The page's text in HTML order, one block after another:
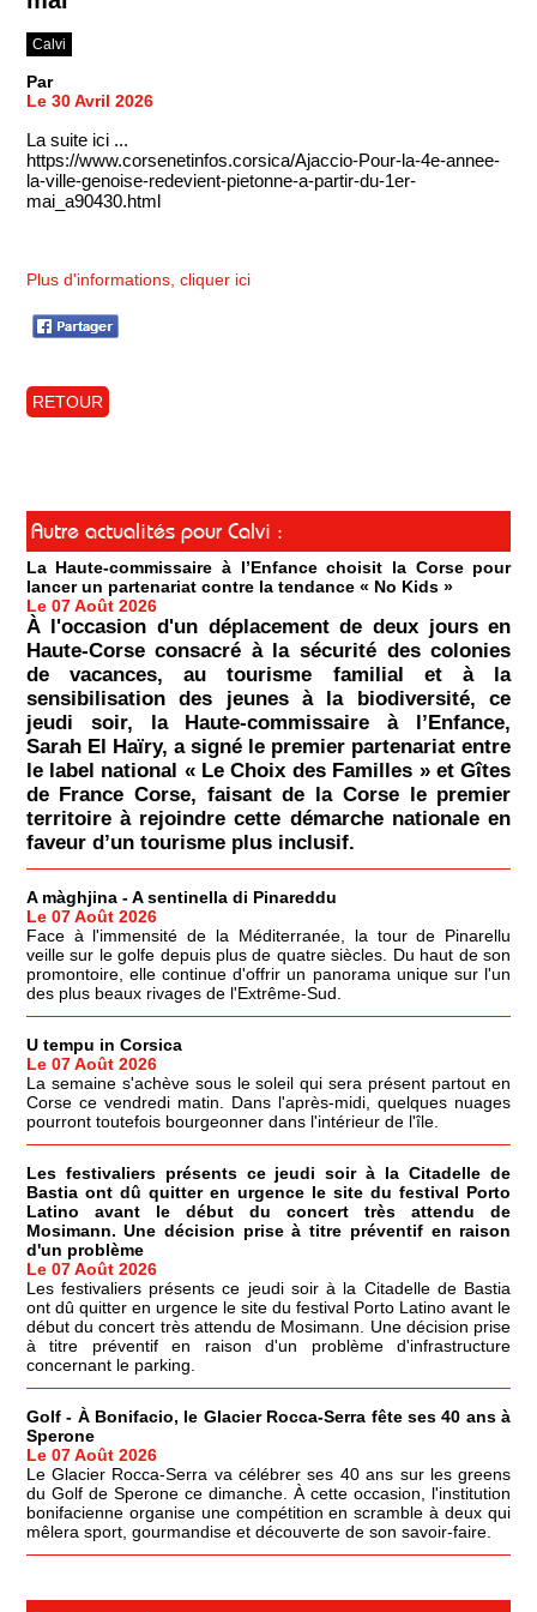
Calvi
Par
Le 30 Avril 2026
La suite ici ...
https://www.corsenetinfos.corsica/Ajaccio-Pour-la-4e-annee-
la-ville-genoise-redevient-pietonne-a-partir-du-1er-
mai_a90430.html
Plus d'informations, cliquer ici
RETOUR
Autre actualités pour Calvi :
La Haute-commissaire à l’Enfance choisit la Corse pour
lancer un partenariat contre la tendance « No Kids »
Le 07 Août 2026
À l'occasion d'un déplacement de deux jours en
Haute-Corse consacré à la sécurité des colonies
de vacances, au tourisme familial et à la
sensibilisation des jeunes à la biodiversité, ce
jeudi soir, la Haute-commissaire à l’Enfance,
Sarah El Haïry, a signé le premier partenariat entre
le label national « Le Choix des Familles » et Gîtes
de France Corse, faisant de la Corse le premier
territoire à rejoindre cette démarche nationale en
faveur d’un tourisme plus inclusif.
A màghjina - A sentinella di Pinareddu
Le 07 Août 2026
Face à l'immensité de la Méditerranée, la tour de Pinarellu
veille sur le golfe depuis plus de quatre siècles. Du haut de son
promontoire, elle continue d'offrir un panorama unique sur l'un
des plus beaux rivages de l'Extrême-Sud.
U tempu in Corsica
Le 07 Août 2026
La semaine s'achève sous le soleil qui sera présent partout en
Corse ce vendredi matin. Dans l'après-midi, quelques nuages
pourront toutefois bourgeonner dans l'intérieur de l'île.
Les festivaliers présents ce jeudi soir à la Citadelle de
Bastia ont dû quitter en urgence le site du festival Porto
Latino avant le début du concert très attendu de
Mosimann. Une décision prise à titre préventif en raison
d'un problème
Le 07 Août 2026
Les festivaliers présents ce jeudi soir à la Citadelle de Bastia
ont dû quitter en urgence le site du festival Porto Latino avant le
début du concert très attendu de Mosimann. Une décision prise
à titre préventif en raison d'un problème d'infrastructure
concernant le parking.
Golf - À Bonifacio, le Glacier Rocca-Serra fête ses 40 ans à
Sperone
Le 07 Août 2026
Le Glacier Rocca-Serra va célébrer ses 40 ans sur les greens
du Golf de Sperone ce dimanche. À cette occasion, l'institution
bonifacienne organise une compétition en scramble à deux qui
mêlera sport, gourmandise et découverte de son savoir-faire.